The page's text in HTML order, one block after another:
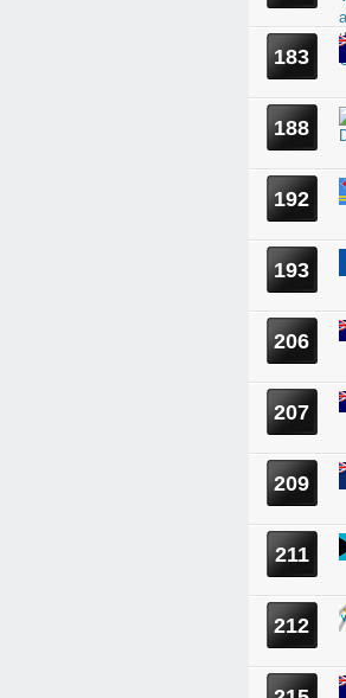
183
188
192
193
206
207
209
211
212